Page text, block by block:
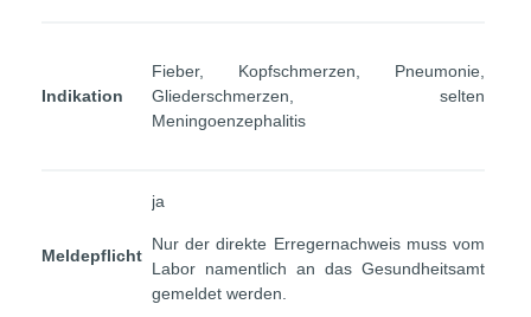
Indikation
Fieber, Kopfschmerzen, Pneumonie,
Gliederschmerzen, selten
Meningoenzephalitis
Meldepflicht
ja
Nur der direkte Erregernachweis muss vom
Labor namentlich an das Gesundheitsamt
gemeldet werden.